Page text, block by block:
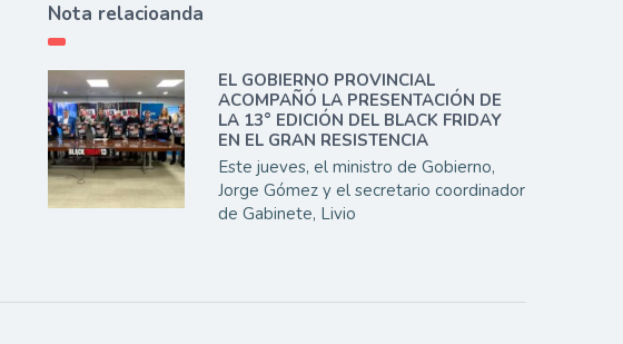
Nota relacioanda
EL GOBIERNO PROVINCIAL
ACOMPAÑÓ LA PRESENTACIÓN DE
LA 13° EDICIÓN DEL BLACK FRIDAY
EN EL GRAN RESISTENCIA
Este jueves, el ministro de Gobierno,
Jorge Gómez y el secretario coordinador
de Gabinete, Livio